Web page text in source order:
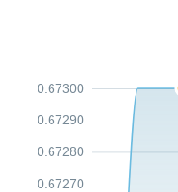
0.67270
0.67280
0.67290
0.67300